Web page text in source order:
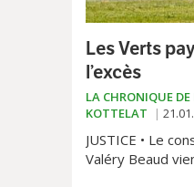
Les Verts
l’excès
LA CHRONIQUE
KOTTELAT
JUSTICE • Le
Valéry Beaud